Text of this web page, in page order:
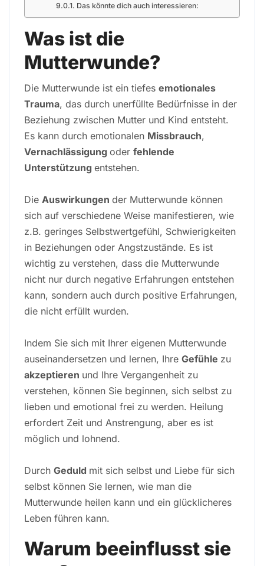
Das könnte dich auch interessieren:
Was ist die
Mutterwunde?
Die Mutterwunde ist ein tiefes emotionales
Trauma, das durch unerfüllte Bedürfnisse in der
Beziehung zwischen Mutter und Kind entsteht.
Es kann durch emotionalen Missbrauch,
Vernachlässigung oder fehlende
Unterstützung entstehen.
Die Auswirkungen der Mutterwunde können
sich auf verschiedene Weise manifestieren, wie
z.B. geringes Selbstwertgefühl, Schwierigkeiten
in Beziehungen oder Angstzustände. Es ist
wichtig zu verstehen, dass die Mutterwunde
nicht nur durch negative Erfahrungen entstehen
kann, sondern auch durch positive Erfahrungen,
die nicht erfüllt wurden.
Indem Sie sich mit Ihrer eigenen Mutterwunde
auseinandersetzen und lernen, Ihre Gefühle zu
akzeptieren und Ihre Vergangenheit zu
verstehen, können Sie beginnen, sich selbst zu
lieben und emotional frei zu werden. Heilung
erfordert Zeit und Anstrengung, aber es ist
möglich und lohnend.
Durch Geduld mit sich selbst und Liebe für sich
selbst können Sie lernen, wie man die
Mutterwunde heilen kann und ein glücklicheres
Leben führen kann.
Warum beeinflusst sie